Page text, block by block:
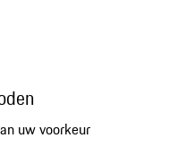
uw voorkeur